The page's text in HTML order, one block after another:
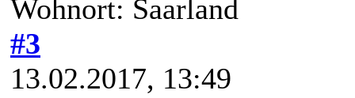
Beiträge: 42
Themen: 2
Registriert seit: Jan 2017